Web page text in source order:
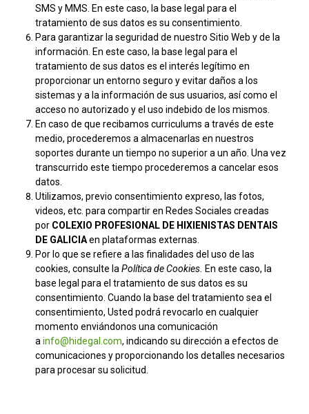
SMS y MMS. En este caso, la base legal para el
tratamiento de sus datos es su consentimiento.
Para garantizar la seguridad de nuestro Sitio Web y de la
información. En este caso, la base legal para el
tratamiento de sus datos es el interés legítimo en
proporcionar un entorno seguro y evitar daños a los
sistemas y a la información de sus usuarios, así como el
acceso no autorizado y el uso indebido de los mismos.
En caso de que recibamos curriculums a través de este
medio, procederemos a almacenarlas en nuestros
soportes durante un tiempo no superior a un año. Una vez
transcurrido este tiempo procederemos a cancelar esos
datos.
Utilizamos, previo consentimiento expreso, las fotos,
videos, etc. para compartir en Redes Sociales creadas
por COLEXIO PROFESIONAL DE HIXIENISTAS DENTAIS
DE GALICIAen plataformas externas.
Por lo que se refiere a las finalidades del uso de las
cookies, consulte la Política de Cookies. En este caso, la
base legal para el tratamiento de sus datos es su
consentimiento. Cuando la base del tratamiento sea el
consentimiento, Usted podrá revocarlo en cualquier
momento enviándonos una comunicación
a info@hidegal.com, indicando su dirección a efectos de
comunicaciones y proporcionando los detalles necesarios
para procesar su solicitud.